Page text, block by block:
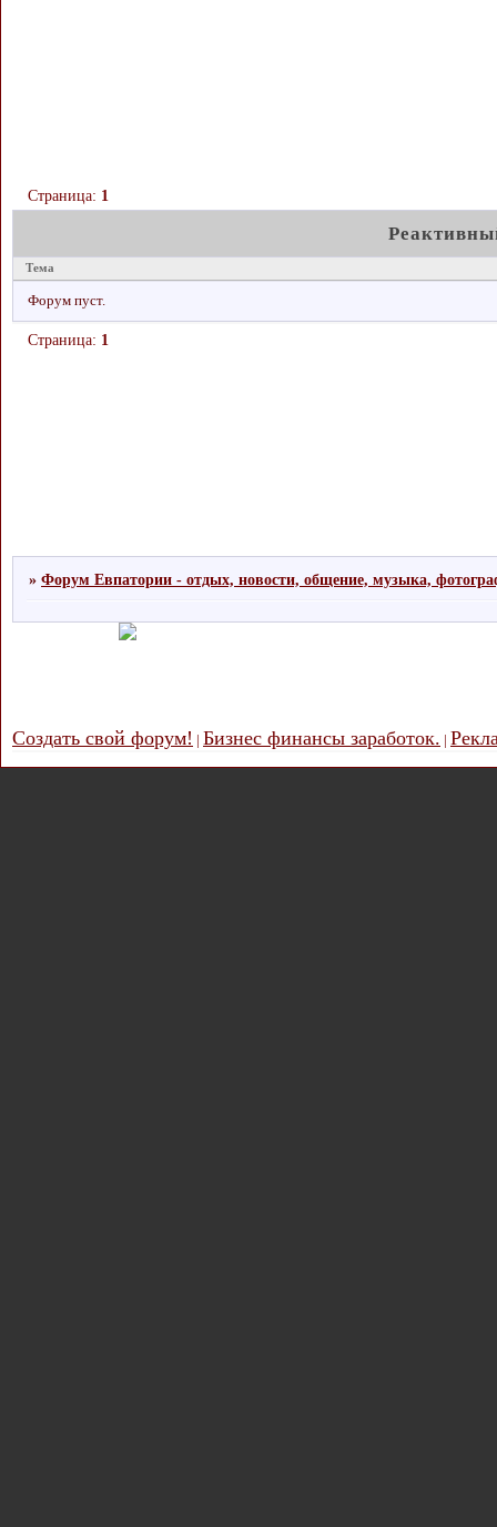
Страница: 1
Тема
Форум пуст.
Страница: 1
»Форум Евпатории - отдых, новости, общение, музыка,
Создать свой форум! Бизнес финансы заработок.